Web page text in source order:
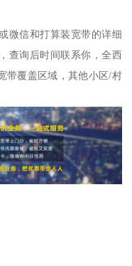
微信和打算装宽带的详细
查询后时间联系你，全西
带覆盖区域，其他小区/村